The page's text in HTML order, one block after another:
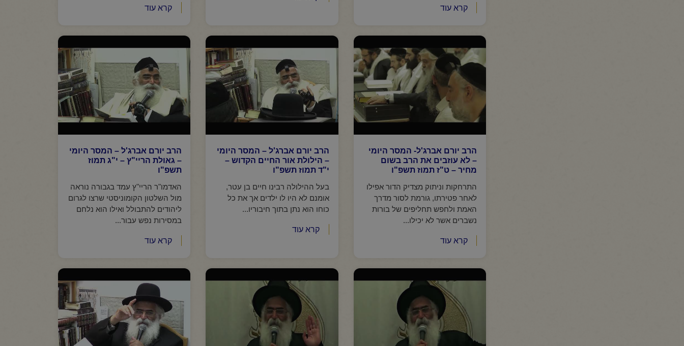
קרא עוד קרא עוד
הרב יורם אברג'ל- המסר היומי
– לא עוזבים את הרב בשום
מחיר – ט"ז תמוז תשפ"ו
התרחקות וניתוק מצדיק הדור אפילו
לאחר פטירתו, גורמת לסור מדרך
האמת ולחפש תחליפים של בורות
נשברים אשר לא יכילו...
קרא עוד
הרב יורם אברג'ל – המסר היומי
– הילולת אור החיים הקדוש –
י"ד תמוז תשפ"ו
בעל ההילולה רבינו חיים בן עטר,
אומנם לא היו לו ילדים אך את כל
כוחו הוא נתן בתוך חיבוריו...
קרא עוד
הרב יורם אברג'ל – המסר היומי
– גאולת הריי"ץ – י"ג תמוז
תשפ"ו
האדמו"ר הריי"ץ עמד בגבורה נוראה
מול השלטון הקומוניסטי שרצו לגרום
ליהודים להתבולל ואילו הוא נלחם
במסירות נפש עבור...
קרא עוד